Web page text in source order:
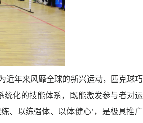
近年来风靡全球的新兴运动，匹克球
化的技能体系，既能激发参与者对
、以练强体、以体健心’，是极具推